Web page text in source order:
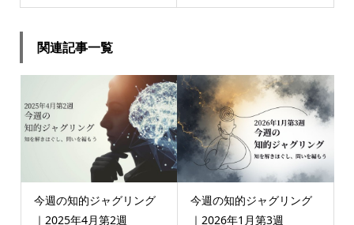
関連記事一覧
今週の知的ジャグリング
｜2025年4月第2週
今週の知的ジャグリング
｜2026年1月第3週